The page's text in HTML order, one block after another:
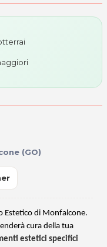
(GO)
Estetico di Monfalcone.
cura della tua
estetici specifici